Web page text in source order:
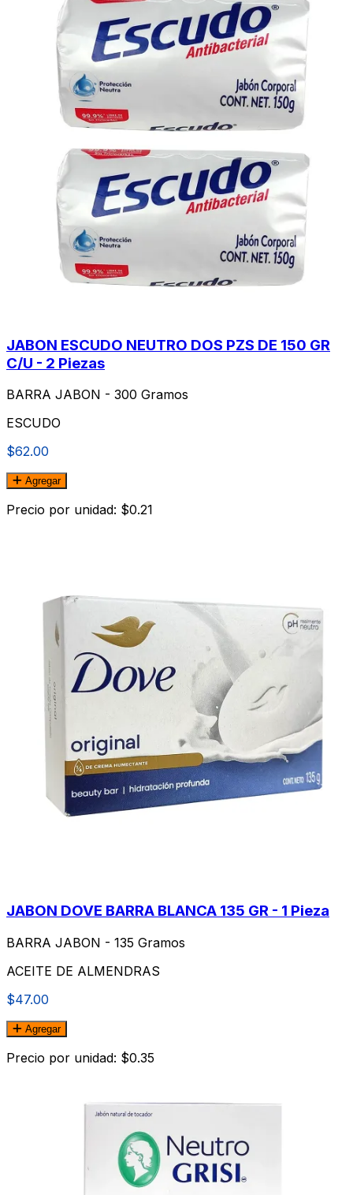
JABON ESCUDO NEUTRO DOS PZS DE 150 GR
C/U - 2 Piezas
BARRA JABON - 300 Gramos
ESCUDO
$62.00
Agregar
Precio por unidad: $0.21
JABON DOVE BARRA BLANCA 135 GR - 1 Pieza
BARRA JABON - 135 Gramos
ACEITE DE ALMENDRAS
$47.00
Agregar
Precio por unidad: $0.35